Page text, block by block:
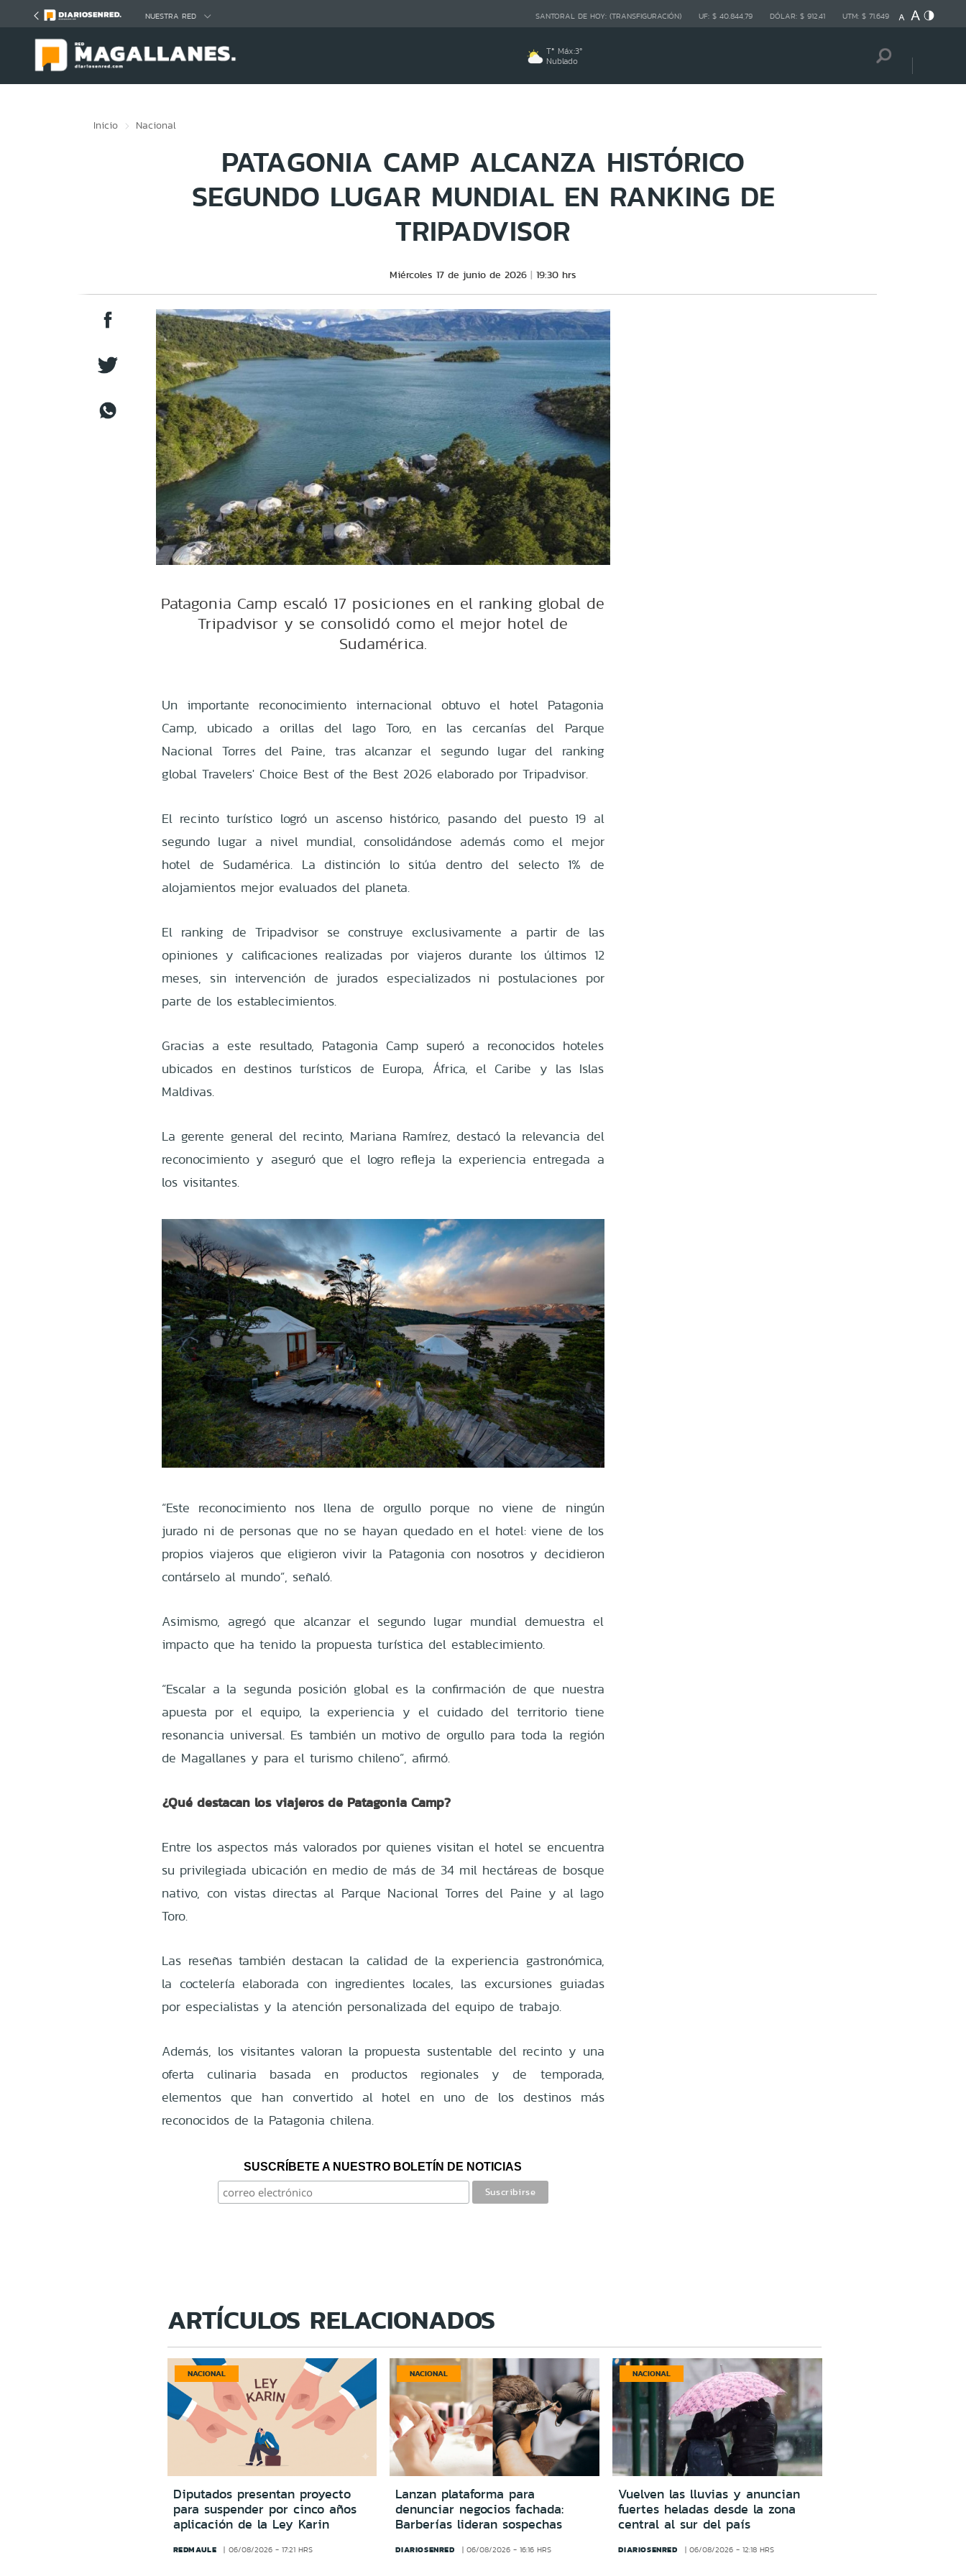
NUESTRA RED SANTORAL DE HOY: (TRANSFIGURACIÓN) UF: $ 40.844,79 DÓLAR: $ 912,41 UTM: $ 71.649
Tª Máx:3º
Nublado
Inicio Nacional
PATAGONIA CAMP ALCANZA HISTÓRICO
SEGUNDO LUGAR MUNDIAL EN RANKING DE
TRIPADVISOR
Miércoles 17 de junio de 2026 19:30 hrs
Patagonia Camp escaló 17 posiciones en el ranking global de
Tripadvisor y se consolidó como el mejor hotel de
Sudamérica.
Un importante reconocimiento internacional obtuvo el hotel Patagonia
Camp, ubicado a orillas del lago Toro, en las cercanías del Parque
Nacional Torres del Paine, tras alcanzar el segundo lugar del ranking
global Travelers' Choice Best of the Best 2026 elaborado por Tripadvisor.
El recinto turístico logró un ascenso histórico, pasando del puesto 19 al
segundo lugar a nivel mundial, consolidándose además como el mejor
hotel de Sudamérica. La distinción lo sitúa dentro del selecto 1% de
alojamientos mejor evaluados del planeta.
El ranking de Tripadvisor se construye exclusivamente a partir de las
opiniones y calificaciones realizadas por viajeros durante los últimos 12
meses, sin intervención de jurados especializados ni postulaciones por
parte de los establecimientos.
Gracias a este resultado, Patagonia Camp superó a reconocidos hoteles
ubicados en destinos turísticos de Europa, África, el Caribe y las Islas
Maldivas.
La gerente general del recinto, Mariana Ramírez, destacó la relevancia del
reconocimiento y aseguró que el logro refleja la experiencia entregada a
los visitantes.
“Este reconocimiento nos llena de orgullo porque no viene de ningún
jurado ni de personas que no se hayan quedado en el hotel: viene de los
propios viajeros que eligieron vivir la Patagonia con nosotros y decidieron
contárselo al mundo”, señaló.
Asimismo, agregó que alcanzar el segundo lugar mundial demuestra el
impacto que ha tenido la propuesta turística del establecimiento.
“Escalar a la segunda posición global es la confirmación de que nuestra
apuesta por el equipo, la experiencia y el cuidado del territorio tiene
resonancia universal. Es también un motivo de orgullo para toda la región
de Magallanes y para el turismo chileno”, afirmó.
¿Qué destacan los viajeros de Patagonia Camp?
Entre los aspectos más valorados por quienes visitan el hotel se encuentra
su privilegiada ubicación en medio de más de 34 mil hectáreas de bosque
nativo, con vistas directas al Parque Nacional Torres del Paine y al lago
Toro.
Las reseñas también destacan la calidad de la experiencia gastronómica,
la coctelería elaborada con ingredientes locales, las excursiones guiadas
por especialistas y la atención personalizada del equipo de trabajo.
Además, los visitantes valoran la propuesta sustentable del recinto y una
oferta culinaria basada en productos regionales y de temporada,
elementos que han convertido al hotel en uno de los destinos más
reconocidos de la Patagonia chilena.
SUSCRÍBETE A NUESTRO BOLETÍN DE NOTICIAS
ARTÍCULOS RELACIONADOS
NACIONAL
Diputados presentan proyecto
para suspender por cinco años
aplicación de la Ley Karin
REDMAULE 06/08/2026 - 17:21 HRS
NACIONAL
Lanzan plataforma para
denunciar negocios fachada:
Barberías lideran sospechas
DIARIOSENRED 06/08/2026 - 16:16 HRS
NACIONAL
Vuelven las lluvias y anuncian
fuertes heladas desde la zona
central al sur del país
DIARIOSENRED 06/08/2026 - 12:18 HRS